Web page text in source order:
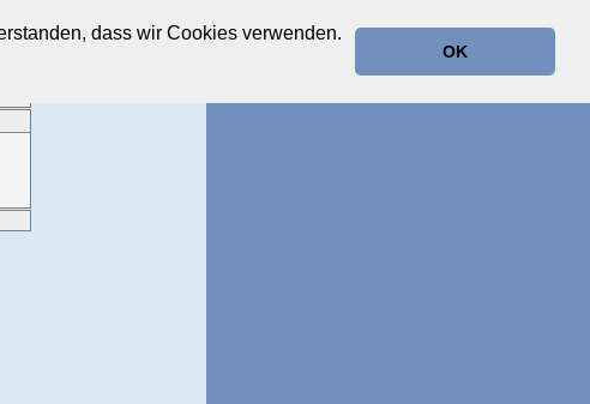
dass wir Cookies verwenden.
OK